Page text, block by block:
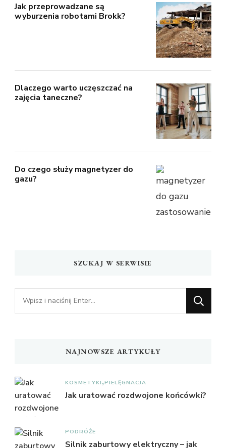
Jak przeprowadzane są
wyburzenia robotami Brokk?
Dlaczego warto uczęszczać na
zajęcia taneczne?
Do czego służy magnetyzer do
gazu?
SZUKAJ W SERWISIE
Szukasz
czegoś?
NAJNOWSZE ARTYKUŁY
KOSMETYKI PIELĘGNACJA
Jak uratować rozdwojone końcówki?
PODRÓŻE
Silnik zaburtowy elektryczny – jak